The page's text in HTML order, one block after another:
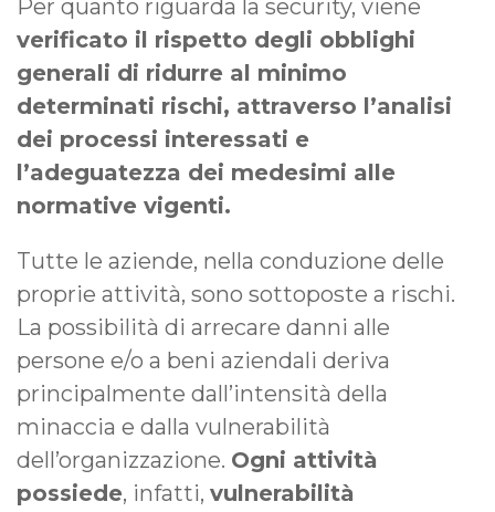
Per quanto riguarda la security, viene
verificato il rispetto degli obblighi
generali di ridurre al minimo
determinati rischi, attraverso l’analisi
dei processi interessati e
l’adeguatezza dei medesimi alle
normative vigenti.
Tutte le aziende, nella conduzione delle
proprie attività, sono sottoposte a rischi.
La possibilità di arrecare danni alle
persone e/o a beni aziendali deriva
principalmente dall’intensità della
minaccia e dalla vulnerabilità
dell’organizzazione. Ogni attività
possiede, infatti, vulnerabilità